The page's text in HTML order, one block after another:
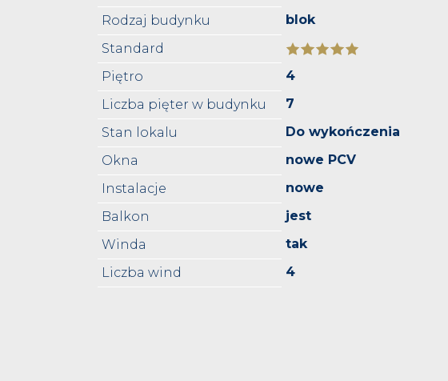
Rodzaj budynku
blok
Standard
Piętro
4
Liczba pięter w budynku
7
Stan lokalu
Do wykończenia
Okna
nowe PCV
Instalacje
nowe
Balkon
jest
Winda
tak
Liczba wind
4